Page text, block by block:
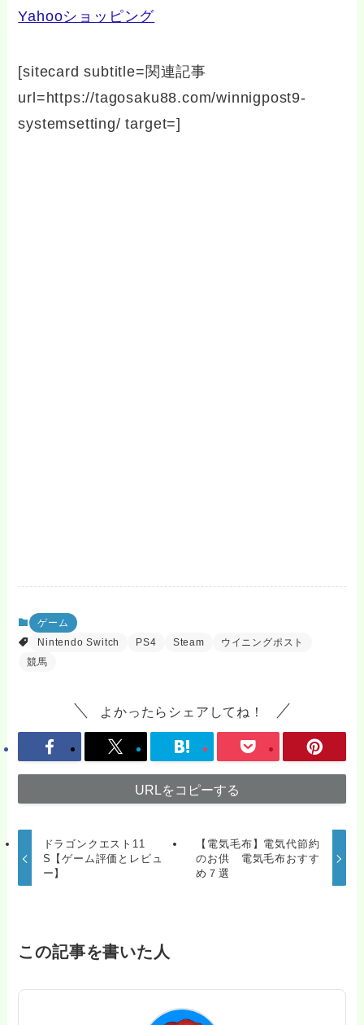
Yahooショッピング
[sitecard subtitle=関連記事
url=https://tagosaku88.com/winnigpost9-
systemsetting/ target=]
ゲーム
Nintendo Switch
PS4 Steam
ウイニングポスト
競馬
よかったらシェアしてね！
URLをコピーする
ドラゴンクエスト11
S【ゲーム評価とレビュ
ー】
【電気毛布】電気代節約
のお供 電気毛布おすす
め７選
この記事を書いた人